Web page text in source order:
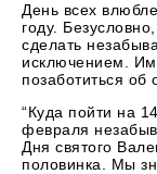
День всех
году.
сделать
исключением.
позаботиться об
“Куда пойти на
февраля
Дня святого
половинка. Мы